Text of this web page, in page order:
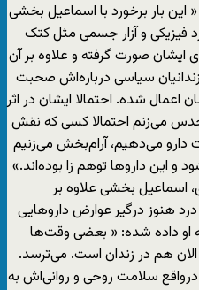
این بار برخورد با اسماعیل بخشی
فیزیکی و آزار جسمی مثل کتک
ایشان صورت گرفته و علاوه بر آن
سیاسی درباره‌اش صحبت
شده. احتمالا ایشان در اثر
می‌زنم احتمالا کسی که نقش
دارو می‌دهیم، آرام‌بخش می‌زنیم
این داروها توهم زا بوده‌اند.»
اسماعیل بخشی علاوه بر
هنوز درگیر عوارض داروهایی
او داده شده: « بعضی وقت‌ها
هم در زندان است. می‌ترسد.
سلامت روحی و روانی‌اش به